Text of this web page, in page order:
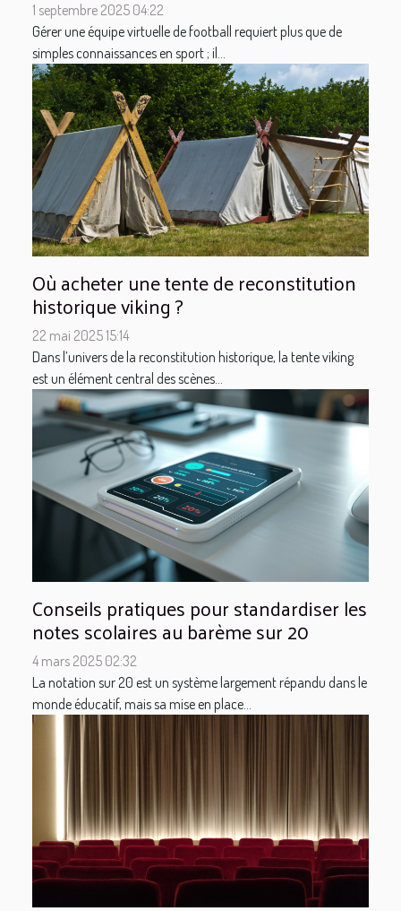
1 septembre 2025 04:22
Gérer une équipe virtuelle de football requiert plus que de
simples connaissances en sport ; il...
Où acheter une tente de reconstitution
historique viking ?
22 mai 2025 15:14
Dans l’univers de la reconstitution historique, la tente viking
est un élément central des scènes...
Conseils pratiques pour standardiser les
notes scolaires au barème sur 20
4 mars 2025 02:32
La notation sur 20 est un système largement répandu dans le
monde éducatif, mais sa mise en place...